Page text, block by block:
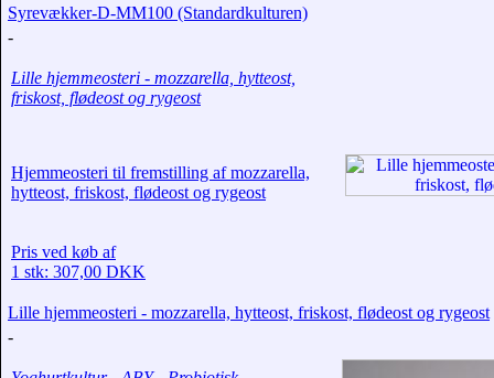
Syrevækker-D-MM100 (Standardkulturen)
-
Lille hjemmeosteri - mozzarella, hytteost,
friskost, flødeost og rygeost
Hjemmeosteri til fremstilling af mozzarella,
hytteost, friskost, flødeost og rygeost
Pris ved køb af
1 stk: 307,00 DKK
Lille hjemmeosteri - mozzarella, hytteost, friskost, flødeost og rygeost
-